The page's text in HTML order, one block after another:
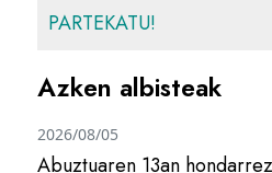
PARTEKATU!
Azken albisteak
Abuztuaren 13an
2026/08/05